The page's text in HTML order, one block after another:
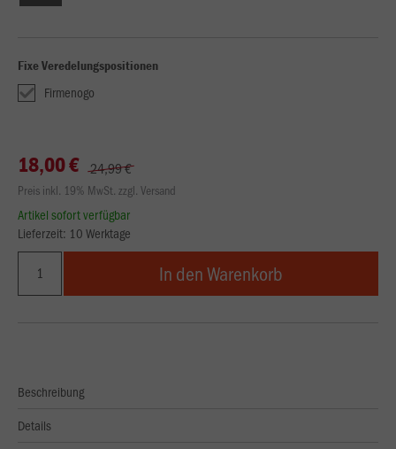
Fixe Veredelungspositionen
Firmenogo
18,00 € 24,99 €
Preis inkl. 19% MwSt. zzgl. Versand
Artikel sofort verfügbar
Lieferzeit: 10 Werktage
In den Warenkorb
Beschreibung
Details